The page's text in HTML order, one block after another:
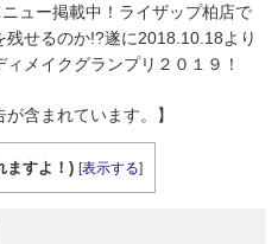
ュー掲載中！ライザップ柏店で
せるのか!?遂に2018.10.18より
メイクグランプリ２０１９！
含まれています。】
ますよ！) [表示する]